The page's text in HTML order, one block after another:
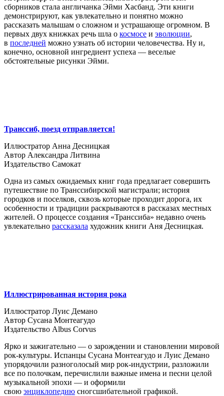
сборников стала англичанка Эйми Хасбанд. Эти книги
демонстрируют, как увлекательно и понятно можно
рассказать малышам о сложном и устрашающе огромном. В
первых двух книжках речь шла о космосе и эволюции,
в последней можно узнать об истории человечества. Ну и,
конечно, основной ингредиент успеха — веселые
обстоятельные рисунки Эйми.
Транссиб, поезд отправляется!
Иллюстратор Анна Десницкая
Автор Александра Литвина
Издательство Самокат
Одна из самых ожидаемых книг года предлагает совершить
путешествие по Транссибирской магистрали; история
городков и поселков, сквозь которые проходит дорога, их
особенности и традиции раскрываются в рассказах местных
жителей. О процессе создания «Транссиба» недавно очень
увлекательно рассказала художник книги Аня Десницкая.
Иллюстрированная история рока
Иллюстратор Луис Демано
Автор Сусана Монтеагудо
Издательство Albus Corvus
Ярко и зажигательно — о зарождении и становлении мировой
рок-культуры. Испанцы Сусана Монтеагудо и Луис Демано
упорядочили разноголосый мир рок-индустрии, разложили
все по полочкам, перечислили важные имена и песни целой
музыкальной эпохи — и оформили
свою энциклопедию сногсшибательной графикой.